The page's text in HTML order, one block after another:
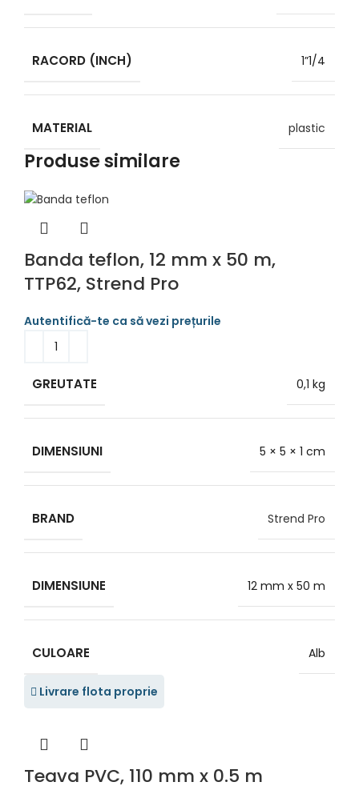
RACORD (INCH) 1”1/4
MATERIAL plastic
Produse similare
Banda teflon, 12 mm x 50 m,
TTP62, Strend Pro
GREUTATE 0,1 kg
DIMENSIUNI 5 × 5 × 1 cm
BRAND Strend Pro
DIMENSIUNE 12 mm x 50 m
CULOARE Alb
Livrare flota proprie
Teava PVC, 110 mm x 0.5 m